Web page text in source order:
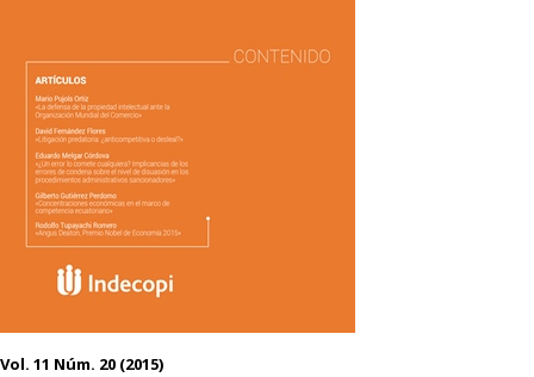
Vol. 11 Núm. 20 (2015)